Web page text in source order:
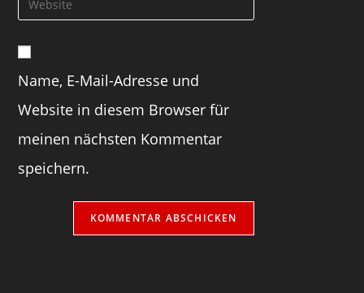
Name, E-Mail-Adresse und
Website in diesem Browser für
meinen nächsten Kommentar
speichern.